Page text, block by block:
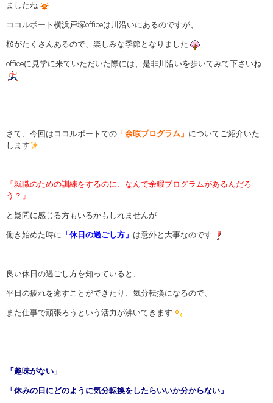
ましたね
ココルポート横浜戸塚officeは川沿いにあるのですが、
桜がたくさんあるので、楽しみな季節となりました
officeに見学に来ていただいた際には、是非川沿いを歩いてみて下さいね
さて、今回はココルポートでの 「余暇プログラム」 についてご紹介いた
します
「就職のための訓練をするのに、なんで余暇プログラムがあるんだろ
う？」
と疑問に感じる方もいるかもしれませんが
働き始めた時に 「休日の過ごし方」 は意外と大事なのです
良い休日の過ごし方を知っていると、
平日の疲れを癒すことができたり、気分転換になるので、
また仕事で頑張ろうという活力が沸いてきます
「趣味がない」
「休みの日にどのように気分転換をしたらいいか分からない」